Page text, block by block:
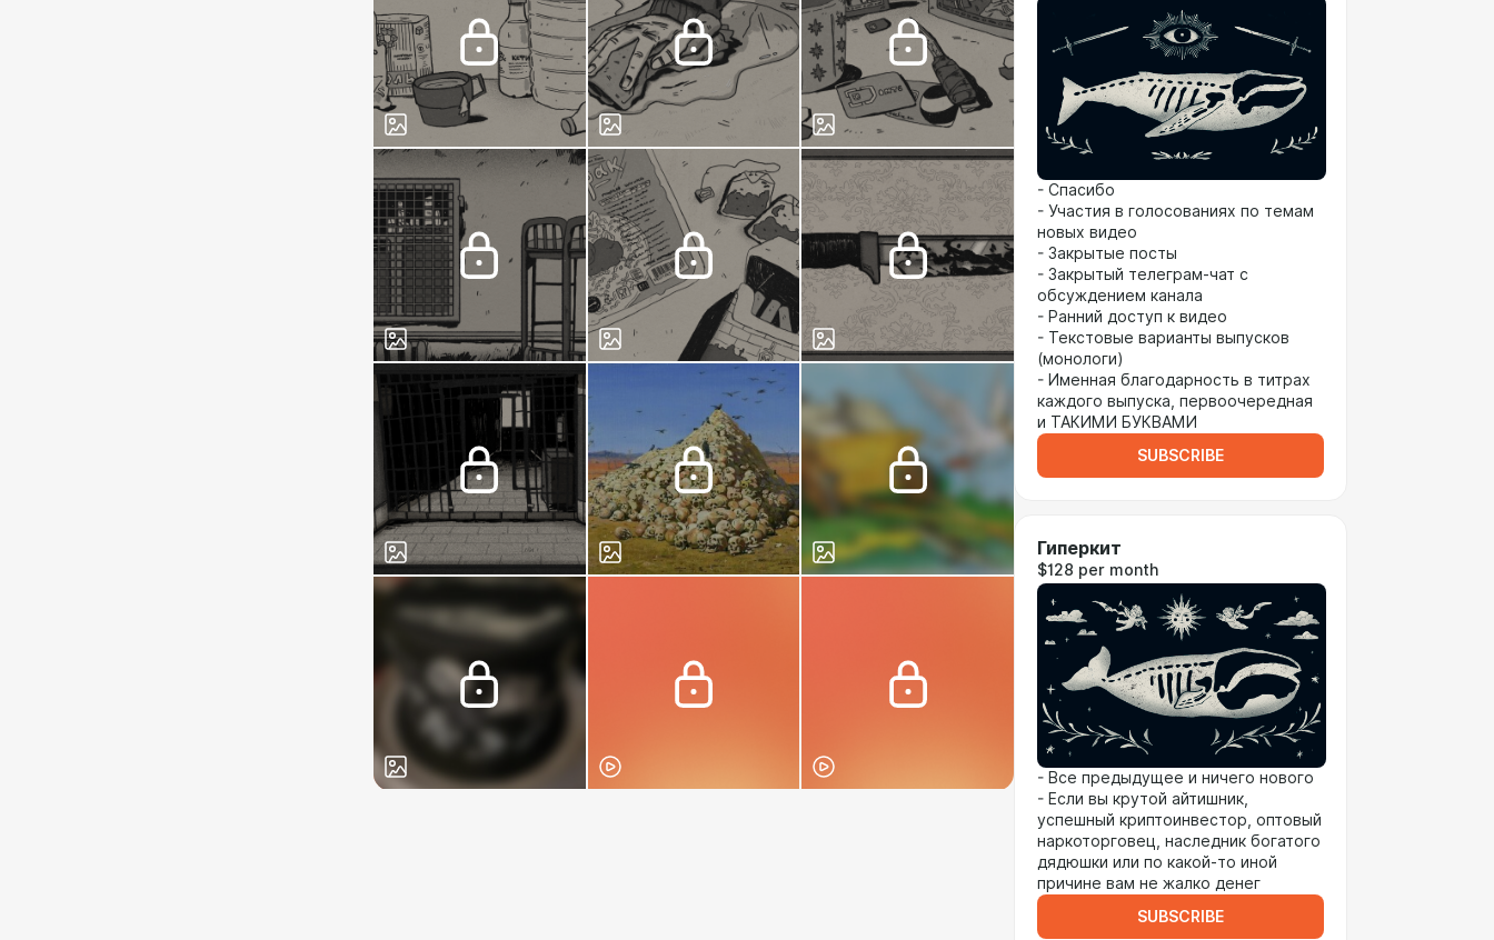
- Спасибо
- Участия в голосованиях по темам
новых видео
- Закрытые посты
- Закрытый телеграм-чат с
обсуждением канала
- Ранний доступ к видео
- Текстовые варианты выпусков
(монологи)
- Именная благодарность в титрах
каждого выпуска, первоочередная
и ТАКИМИ БУКВАМИ
SUBSCRIBE
Гиперкит
$128 per month
- Все предыдущее и ничего нового
- Если вы крутой айтишник,
успешный криптоинвестор, оптовый
наркоторговец, наследник богатого
дядюшки или по какой-то иной
причине вам не жалко денег
SUBSCRIBE